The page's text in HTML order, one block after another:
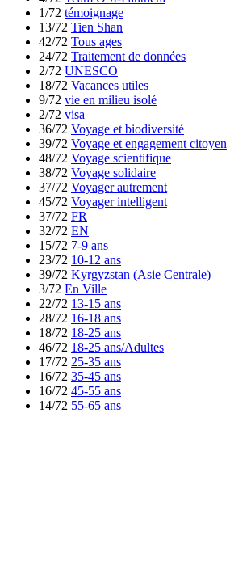
1/72 témoignage
13/72 Tien Shan
42/72 Tous ages
24/72 Traitement de données
2/72 UNESCO
18/72 Vacances utiles
9/72 vie en milieu isolé
2/72 visa
36/72 Voyage et biodiversité
39/72 Voyage et engagement citoyen
48/72 Voyage scientifique
38/72 Voyage solidaire
37/72 Voyager autrement
45/72 Voyager intelligent
37/72 FR
32/72 EN
15/72 7-9 ans
23/72 10-12 ans
39/72 Kyrgyzstan (Asie Centrale)
3/72 En Ville
22/72 13-15 ans
28/72 16-18 ans
18/72 18-25 ans
46/72 18-25 ans/Adultes
17/72 25-35 ans
16/72 35-45 ans
16/72 45-55 ans
14/72 55-65 ans